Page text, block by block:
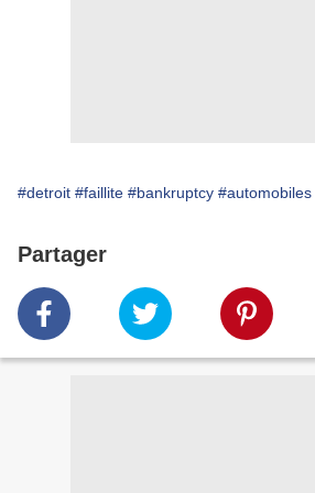
#detroit #faillite #bankruptcy #automobiles
Partager